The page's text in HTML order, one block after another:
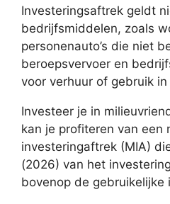
Investeringsaftrek geldt
bedrijfsmiddelen, zoals
personenauto’s die niet
beroepsvervoer en
voor verhuur of gebruik
Investeer je in
kan je profiteren van een
investeringaftrek (MIA)
(2026) van het
bovenop de gebruikelijke